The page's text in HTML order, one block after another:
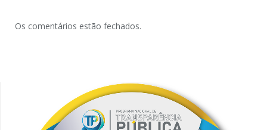
Os comentários estão fechados.